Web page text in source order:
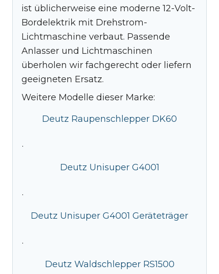
ist üblicherweise eine moderne 12-Volt-
Bordelektrik mit Drehstrom-
Lichtmaschine verbaut. Passende
Anlasser und Lichtmaschinen
überholen wir fachgerecht oder liefern
geeigneten Ersatz.
Weitere Modelle dieser Marke:
Deutz Raupenschlepper DK60
·
Deutz Unisuper G4001
·
Deutz Unisuper G4001 Geräteträger
·
Deutz Waldschlepper RS1500